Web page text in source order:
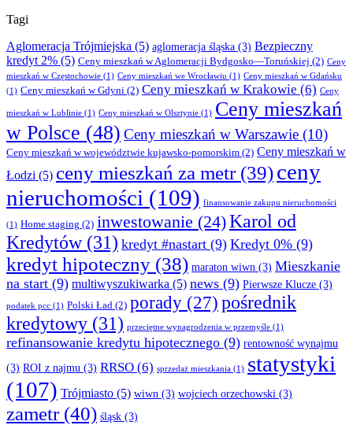
Tagi
Aglomeracja Trójmiejska (5) aglomeracja śląska (3) Bezpieczny
kredyt 2% (5) Ceny mieszkań w Aglomeracji Bydgosko—Toruńskiej (2) Ceny
mieszkań w Częstochowie (1) Ceny mieszkań we Wrocławiu (1) Ceny mieszkań w Gdańsku
(1) Ceny mieszkań w Gdyni (2) Ceny mieszkań w Krakowie (6) Ceny
mieszkań w Lublinie (1) Ceny mieszkań w Olsztynie (1) Ceny mieszkań
w Polsce (48) Ceny mieszkań w Warszawie (10)
Ceny mieszkań w województwie kujawsko-pomorskim (2) Ceny mieszkań w
Łodzi (5) ceny mieszkań za metr(39)ceny
nieruchomości (109) finansowanie zakupu nieruchomości
(1) Home staging (2) inwestowanie (24)Karol od
Kredytów(31) kredyt #nastart (9) Kredyt 0% (9)
kredyt hipoteczny (38) maraton wiwn (3) Mieszkanie
na start (9) multiwyszukiwarka (5) news (9) Pierwsze Klucze (3)
podatek pcc (1) Polski Ład (2) porady (27) pośrednik
kredytowy (31) przeciętne wynagrodzenia w przemyśle (1)
refinansowanie kredytu hipotecznego (9) rentowność wynajmu
(3) ROI z najmu (3) RRSO (6) sprzedaż mieszkania (1) statystyki
(107) Trójmiasto (5) wiwn (3) wojciech orzechowski (3)
zametr(40) śląsk (3)